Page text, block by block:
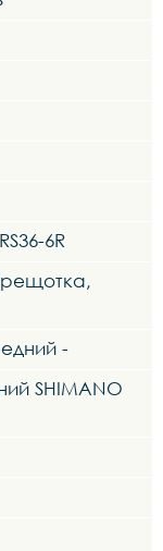
6R
-
SHIMANO